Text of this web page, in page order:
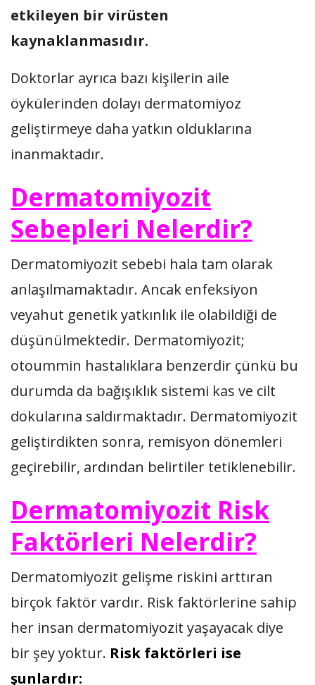
etkileyen bir virüsten
kaynaklanmasıdır.
Doktorlar ayrıca bazı kişilerin aile
öykülerinden dolayı dermatomiyoz
geliştirmeye daha yatkın olduklarına
inanmaktadır.
Dermatomiyozit
Sebepleri Nelerdir?
Dermatomiyozit sebebi hala tam olarak
anlaşılmamaktadır. Ancak enfeksiyon
veyahut genetik yatkınlık ile olabildiği de
düşünülmektedir. Dermatomiyozit;
otoummin hastalıklara benzerdir çünkü bu
durumda da bağışıklık sistemi kas ve cilt
dokularına saldırmaktadır. Dermatomiyozit
geliştirdikten sonra, remisyon dönemleri
geçirebilir, ardından belirtiler tetiklenebilir.
Dermatomiyozit Risk
Faktörleri Nelerdir?
Dermatomiyozit gelişme riskini arttıran
birçok faktör vardır. Risk faktörlerine sahip
her insan dermatomiyozit yaşayacak diye
bir şey yoktur. Risk faktörleri ise
şunlardır: